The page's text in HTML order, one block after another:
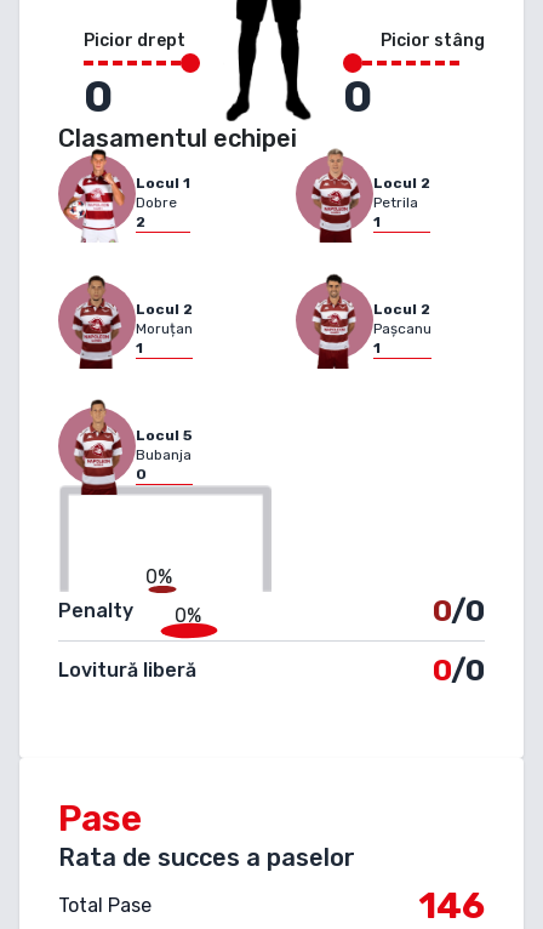
Picior drept
0
Picior stâng
0
Clasamentul echipei
Locul 1
Dobre
2
Locul 2
Petrila
1
Locul 2
Moruțan
1
Locul 2
Pașcanu
1
Locul 5
Bubanja
0
0%
0%
Penalty 0/0
Lovitură liberă 0/0
Pase
Rata de succes a paselor
Total Pase 146